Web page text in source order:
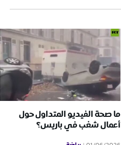
ما صحة الفيديو المتداول حول
أعمال شغب في باريس؟